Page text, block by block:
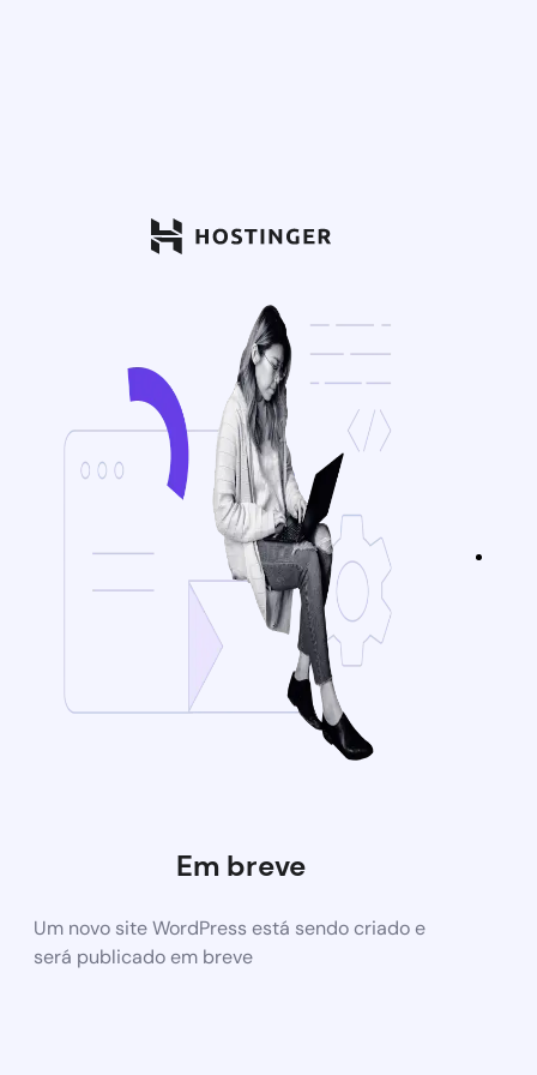
Em breve
Um novo site WordPress está sendo criado e
será publicado em breve